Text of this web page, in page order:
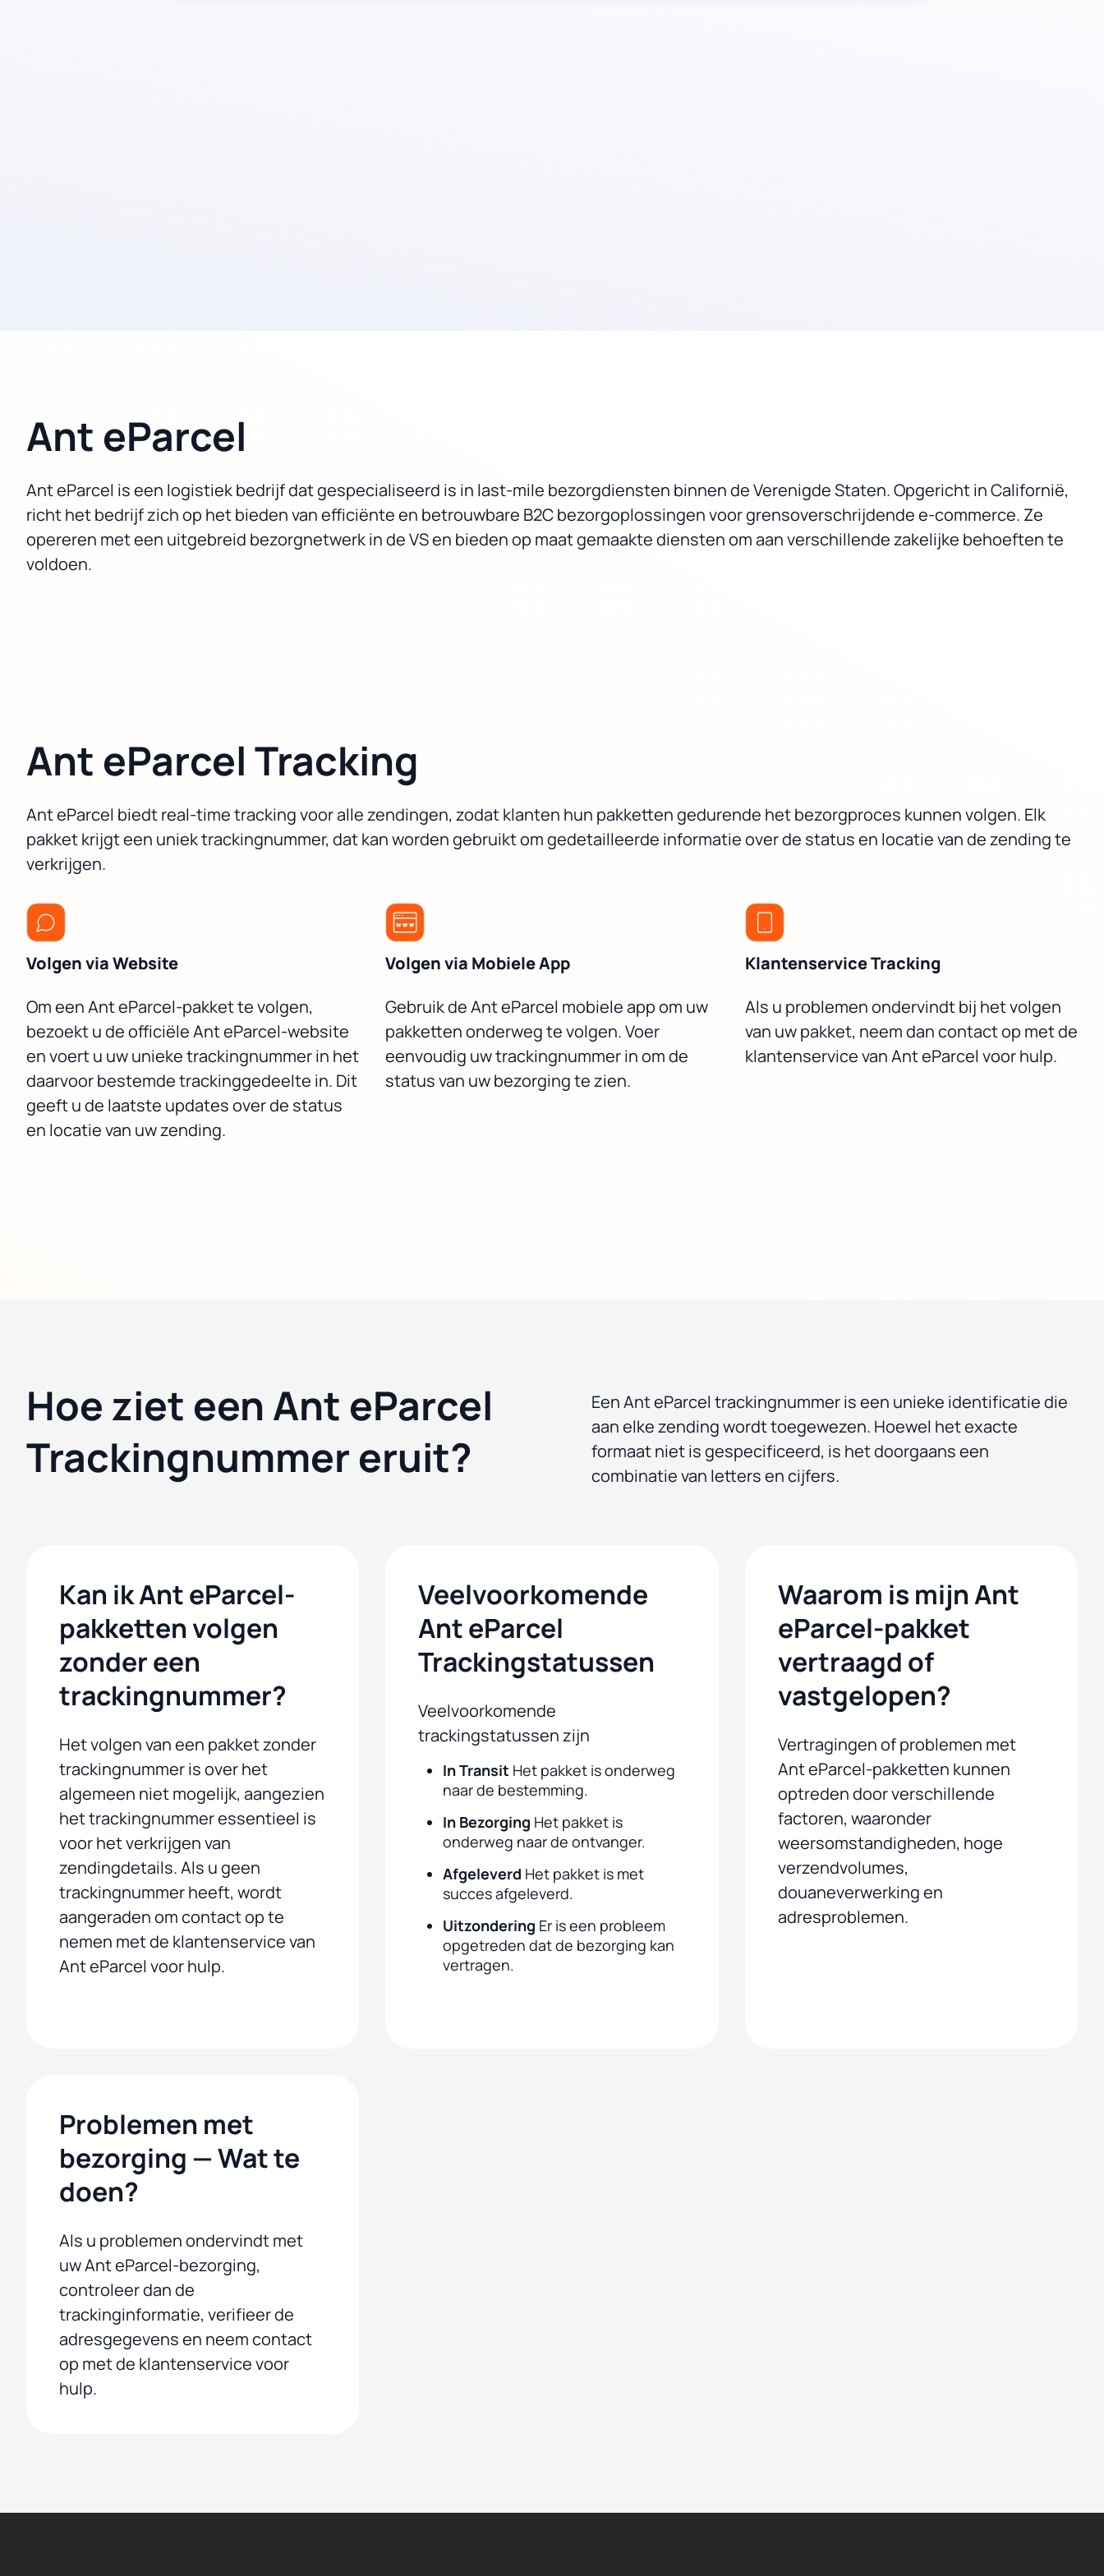
Ant eParcel
Ant eParcel is een logistiek bedrijf dat gespecialiseerd is in last-mile bezorgdiensten binnen de Verenigde Staten. Opgericht in Californië,
richt het bedrijf zich op het bieden van efficiënte en betrouwbare B2C bezorgoplossingen voor grensoverschrijdende e-commerce. Ze
opereren met een uitgebreid bezorgnetwerk in de VS en bieden op maat gemaakte diensten om aan verschillende zakelijke behoeften te
voldoen.
Ant eParcel Tracking
Ant eParcel biedt real-time tracking voor alle zendingen, zodat klanten hun pakketten gedurende het bezorgproces kunnen volgen. Elk
pakket krijgt een uniek trackingnummer, dat kan worden gebruikt om gedetailleerde informatie over de status en locatie van de zending te
verkrijgen.
Volgen via Website
Om een Ant eParcel-pakket te volgen,
bezoekt u de officiële Ant eParcel-website
en voert u uw unieke trackingnummer in het
daarvoor bestemde trackinggedeelte in. Dit
geeft u de laatste updates over de status
en locatie van uw zending.
Volgen via Mobiele App
Gebruik de Ant eParcel mobiele app om uw
pakketten onderweg te volgen. Voer
eenvoudig uw trackingnummer in om de
status van uw bezorging te zien.
Klantenservice Tracking
Als u problemen ondervindt bij het volgen
van uw pakket, neem dan contact op met de
klantenservice van Ant eParcel voor hulp.
Hoe ziet een Ant eParcel
Trackingnummer eruit?
Een Ant eParcel trackingnummer is een unieke identificatie die
aan elke zending wordt toegewezen. Hoewel het exacte
formaat niet is gespecificeerd, is het doorgaans een
combinatie van letters en cijfers.
Kan ik Ant eParcel-
pakketten volgen
zonder een
trackingnummer?
Het volgen van een pakket zonder
trackingnummer is over het
algemeen niet mogelijk, aangezien
het trackingnummer essentieel is
voor het verkrijgen van
zendingdetails. Als u geen
trackingnummer heeft, wordt
aangeraden om contact op te
nemen met de klantenservice van
Ant eParcel voor hulp.
Veelvoorkomende
Ant eParcel
Trackingstatussen
Veelvoorkomende
trackingstatussen zijn
In Transit Het pakket is onderweg
naar de bestemming.
In Bezorging Het pakket is
onderweg naar de ontvanger.
Afgeleverd Het pakket is met
succes afgeleverd.
Uitzondering Er is een probleem
opgetreden dat de bezorging kan
vertragen.
Waarom is mijn Ant
eParcel-pakket
vertraagd of
vastgelopen?
Vertragingen of problemen met
Ant eParcel-pakketten kunnen
optreden door verschillende
factoren, waaronder
weersomstandigheden, hoge
verzendvolumes,
douaneverwerking en
adresproblemen.
Problemen met
bezorging — Wat te
doen?
Als u problemen ondervindt met
uw Ant eParcel-bezorging,
controleer dan de
trackinginformatie, verifieer de
adresgegevens en neem contact
op met de klantenservice voor
hulp.